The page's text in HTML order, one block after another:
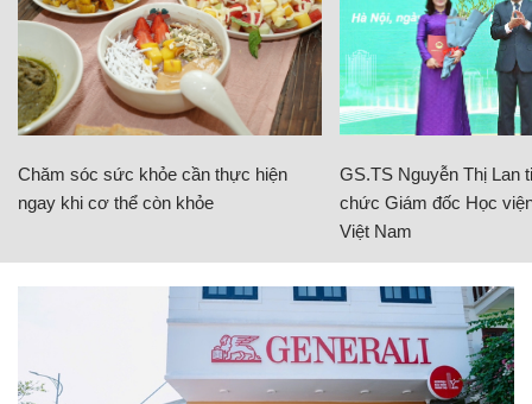
Chăm sóc sức khỏe cần thực hiện
ngay khi cơ thể còn khỏe
GS.TS Nguyễn Thị Lan
chức Giám đốc Học
Việt Nam